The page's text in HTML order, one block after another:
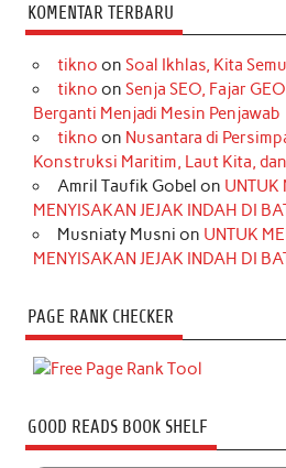
KOMENTAR TERBARU
tikno on Soal Ikhlas, Kita
tikno on Senja SEO, Fajar
Berganti Menjadi Mesin Penjawab
tikno on Nusantara di
Konstruksi Maritim, Laut Kita,
Amril Taufik Gobel on UNTUK
MENYISAKAN JEJAK INDAH DI
Musniaty Musni on UNTUK
MENYISAKAN JEJAK INDAH DI
PAGE RANK CHECKER
GOOD READS BOOK SHELF